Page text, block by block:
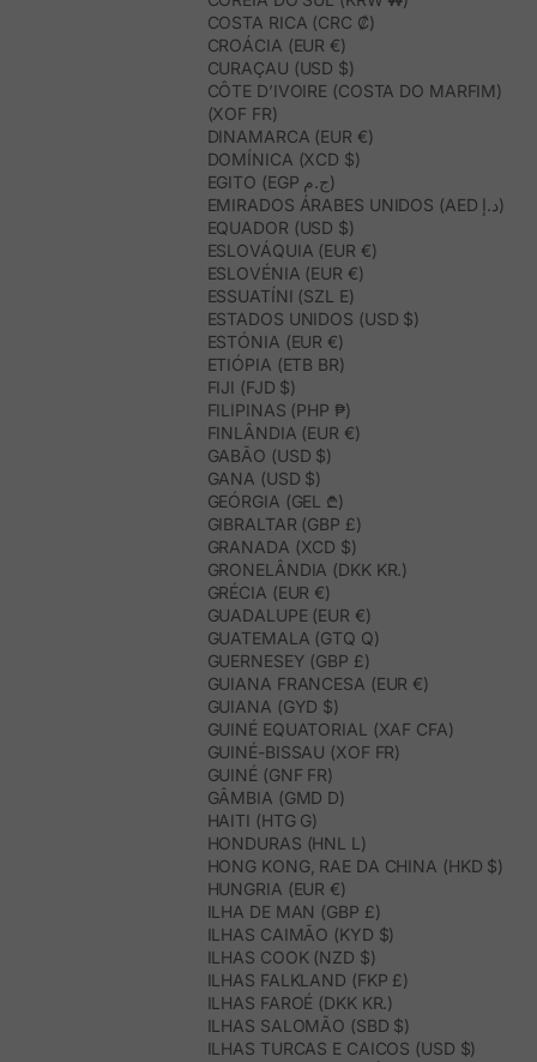
COSTA RICA (CRC ₡)
CROÁCIA (EUR €)
CURAÇAU (USD $)
CÔTE D’IVOIRE (COSTA DO MARFIM)
(XOF FR)
DINAMARCA (EUR €)
DOMÍNICA (XCD $)
EGITO (EGP ج.م)
EMIRADOS ÁRABES UNIDOS (AED د.إ)
EQUADOR (USD $)
ESLOVÁQUIA (EUR €)
ESLOVÉNIA (EUR €)
ESSUATÍNI (SZL E)
ESTADOS UNIDOS (USD $)
ESTÓNIA (EUR €)
ETIÓPIA (ETB BR)
FIJI (FJD $)
FILIPINAS (PHP ₱)
FINLÂNDIA (EUR €)
GABÃO (USD $)
GANA (USD $)
GEÓRGIA (GEL ₾)
GIBRALTAR (GBP £)
GRANADA (XCD $)
GRONELÂNDIA (DKK KR.)
GRÉCIA (EUR €)
GUADALUPE (EUR €)
GUATEMALA (GTQ Q)
GUERNESEY (GBP £)
GUIANA FRANCESA (EUR €)
GUIANA (GYD $)
GUINÉ EQUATORIAL (XAF CFA)
GUINÉ-BISSAU (XOF FR)
GUINÉ (GNF FR)
GÂMBIA (GMD D)
HAITI (HTG G)
HONDURAS (HNL L)
HONG KONG, RAE DA CHINA (HKD $)
HUNGRIA (EUR €)
ILHA DE MAN (GBP £)
ILHAS CAIMÃO (KYD $)
ILHAS COOK (NZD $)
ILHAS FALKLAND (FKP £)
ILHAS FAROÉ (DKK KR.)
ILHAS SALOMÃO (SBD $)
ILHAS TURCAS E CAICOS (USD $)